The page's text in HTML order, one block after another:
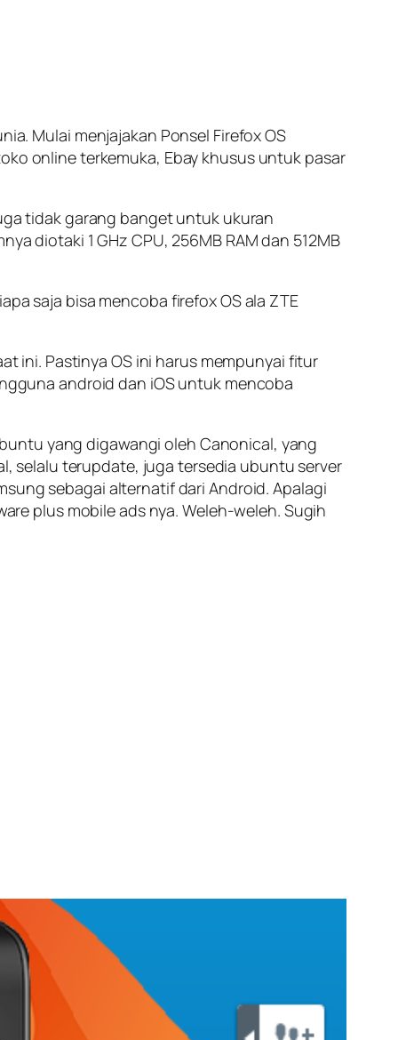
Mulai menjajakan Ponsel Firefox OS
online terkemuka, Ebay khusus untuk pasar
tidak garang banget untuk ukuran
diotaki 1 GHz CPU, 256MB RAM dan 512MB
saja bisa mencoba firefox OS ala ZTE
ini. Pastinya OS ini harus mempunyai fitur
android dan iOS untuk mencoba
yang digawangi oleh Canonical, yang
selalu terupdate, juga tersedia ubuntu server
sebagai alternatif dari Android. Apalagi
plus mobile ads nya. Weleh-weleh. Sugih